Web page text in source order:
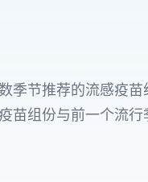
节推荐的流感疫
组份与前一个流